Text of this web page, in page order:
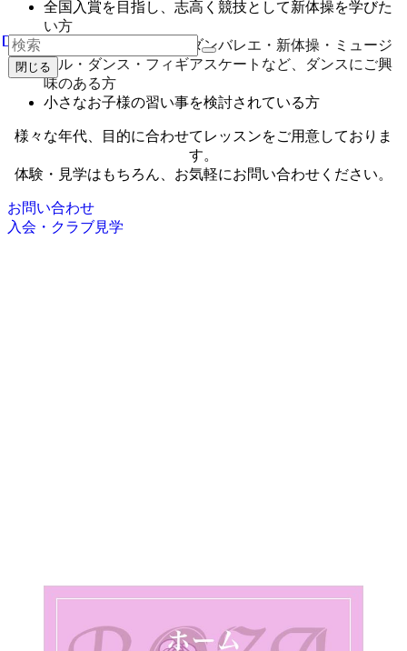
全国入賞を目指し、志高く競技として新体操を学びた
い方
クラシックバレエ・モダンバレエ・新体操・ミュージ
カル・ダンス・フィギアスケートなど、ダンスにご興
味のある方
小さなお子様の習い事を検討されている方
様々な年代、目的に合わせてレッスンをご用意しておりま
す。
体験・見学はもちろん、お気軽にお問い合わせください。
お問い合わせ
入会・クラブ見学
閉じる